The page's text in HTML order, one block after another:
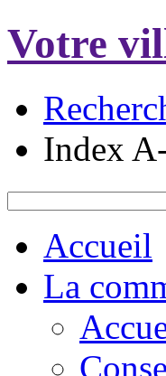
Votre
Index
Accueil
La